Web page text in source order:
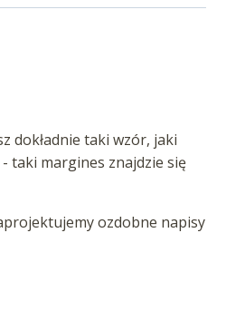
dokładnie taki wzór, jaki
taki margines znajdzie się
ozdobne napisy